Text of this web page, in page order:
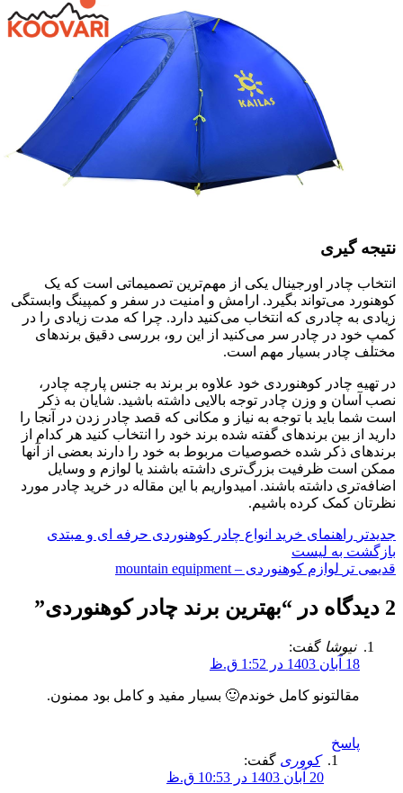
نتیجه گیری
انتخاب چادر اورجینال یکی از مهم‌ترین تصمیماتی است که یک
کوهنورد می‌تواند بگیرد. ارامش و امنیت در سفر و کمپینگ وابستگی
زیادی به چادری که انتخاب می‌کنید دارد. چرا که مدت زیادی را در
کمپ خود در چادر سر می‌کنید از این رو، بررسی دقیق برندهای
مختلف چادر بسیار مهم است.
در تهیه چادر کوهنوردی خود علاوه بر برند به جنس پارچه چادر،
نصب آسان و وزن چادر توجه بالایی داشته باشید. شایان به ذکر
است شما باید با توجه به نیاز و مکانی که قصد چادر زدن در آنجا را
دارید از بین برندهای گفته شده برند خود را انتخاب کنید هر کدام از
برندهای ذکر شده خصوصیات مربوط به خود را دارند بعضی از آنها
ممکن است ظرفیت بزرگ‌تری داشته باشند یا لوازم و وسایل
اضافه‌تری داشته باشند. امیدواریم با این مقاله در خرید چادر مورد
نظرتان کمک کرده باشیم.
جدیدتر راهنمای خرید انواع چادر کوهنوردی حرفه ای و مبتدی
بازگشت به لیست
قدیمی تر لوازم کوهنوردی – mountain equipment
2 دیدگاه در “ بهترین برند چادر کوهنوردی”
نیوشا گفت:
18 آبان 1403 در 1:52 ق.ظ
مقالتونو کامل خوندم🙂 بسیار مفید و کامل بود ممنون.
پاسخ
کووری گفت:
20 آبان 1403 در 10:53 ق.ظ